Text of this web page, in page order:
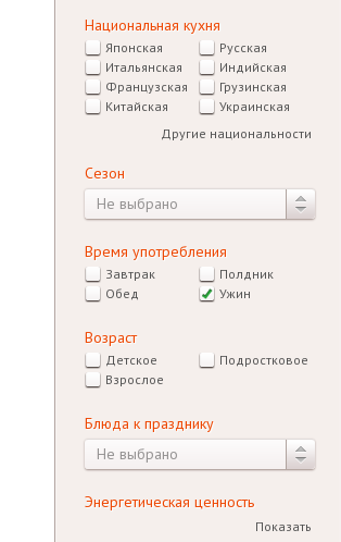
Национальная кухня
Японская
Русская
Итальянская
Индийская
Французская
Грузинская
Китайская
Украинская
Другие национальности
Сезон
Не выбрано
Время употребления
Завтрак
Полдник
Обед
Ужин
Возраст
Детское
Подростковое
Взрослое
Блюда к празднику
Не выбрано
Энергетическая ценность
Показать